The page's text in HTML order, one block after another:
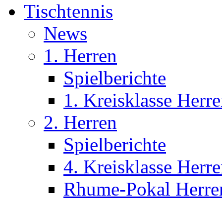
Tischtennis
News
1. Herren
Spielberichte
1. Kreisklasse
2. Herren
Spielberichte
4. Kreisklasse
Rhume-Pokal